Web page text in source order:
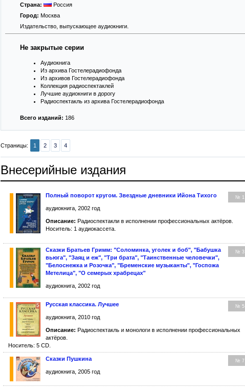
Страна:
Россия
Город: Москва
Издательство, выпускающее аудиокниги.
Не закрытые серии
Аудиокнига
Из архива Гостелерадиофонда
Из архивов Гостелерадиофонда
Коллекция радиоспектаклей
Лучшие аудиокниги в дорогу
Радиоспектакль из архива Гостелерадиофонда
Всего изданий: 186
Страницы: 1 2 3 4
Внесерийные издания
№ 1
Полный поворот кругом. Звездные дневники Ийона Тихого
аудиокнига, 2002 год
Описание: Радиоспектакли в исполнении профессиональных актёров.
Носитель: 1 аудиокассета.
№ 3
Сказки Братьев Гримм: "Соломинка, уголек и боб", "Бабушка
вьюга", "Заяц и еж", "Три брата", "Таинственные человечки",
"Белоснежка и Розочка", "Бременские музыканты", "Госпожа
Метелица", "О семерых храбрецах"
аудиокнига, 2002 год
№ 5
Русская классика. Лучшее
аудиокнига, 2010 год
Описание: Радиоспектакль и монологи в исполнении профессиональных
актёров.
Носитель: 5 CD.
№ 7
Сказки Пушкина
аудиокнига, 2005 год